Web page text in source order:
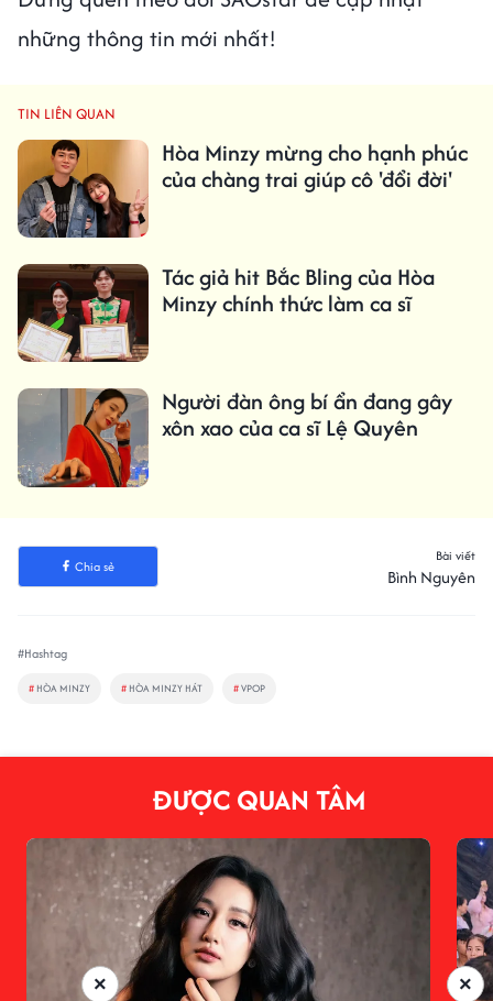
những thông tin mới nhất!
TIN LIÊN QUAN
Hòa Minzy mừng cho hạnh phúc
của chàng trai giúp cô 'đổi đời'
Tác giả hit Bắc Bling của Hòa
Minzy chính thức làm ca sĩ
Người đàn ông bí ẩn đang gây
xôn xao của ca sĩ Lệ Quyên
Chia sẻ
Bài viết
Bình Nguyên
#Hashtag
# HÒA MINZY # HÒA MINZY HÁT #VPOP
ĐƯỢC QUAN TÂM
×
×